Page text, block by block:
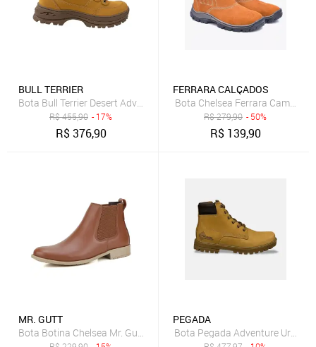
BULL TERRIER
Bota Bull Terrier Desert Adventure Camel Masculina Caramelo
R$455,90 - 17%
R$376,90
FERRARA CALÇADOS
Bota Chelsea Ferrara Camel
R$279,90 - 50%
R$ 139,90
MR. GUTT
Bota Botina Chelsea Mr. Gutt de Couro Liso Whisky
PEGADA
Bota Pegada Adventure Urban